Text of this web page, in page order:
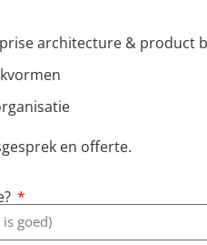
architecture & product
en offerte.